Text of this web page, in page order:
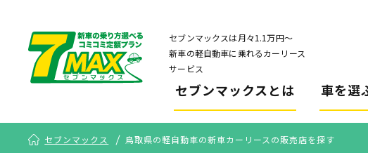
セブンマックスは月々1.1万円〜
新車の軽自動車に乗れるカーリース
サービス
セブンマックスとは 車を選
セブンマックス 鳥取県の軽自動車の新車カーリースの販売店を探す